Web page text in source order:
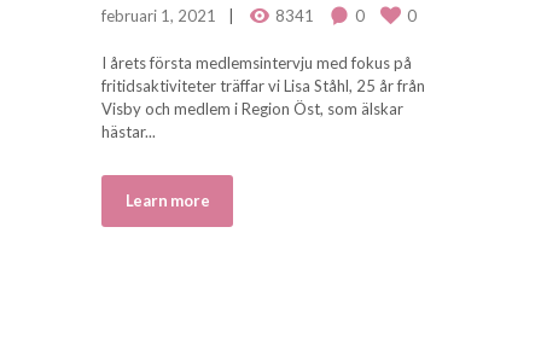
februari 1, 2021 8341 0 0
I årets första medlemsintervju med fokus på
fritidsaktiviteter träffar vi Lisa Ståhl, 25 år från
Visby och medlem i Region Öst, som älskar
hästar...
Learn more